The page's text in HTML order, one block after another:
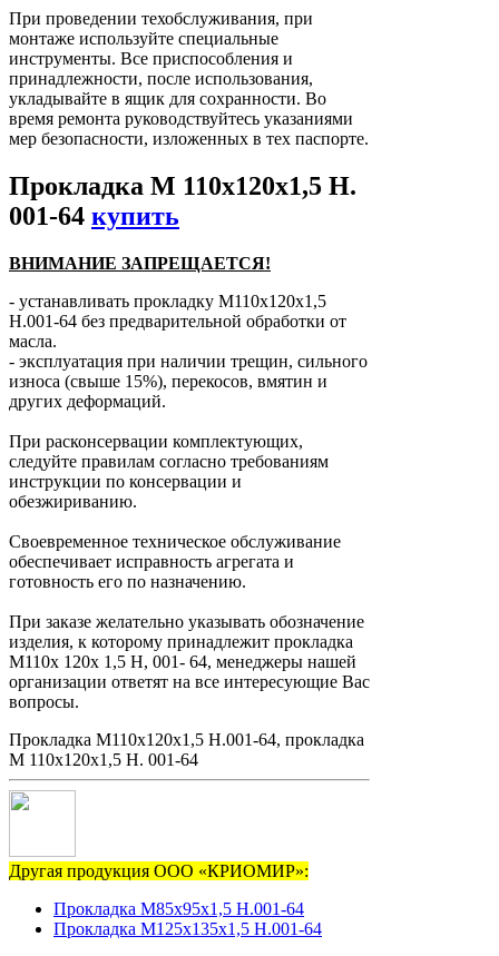
При проведении техобслуживания, при
монтаже используйте специальные
инструменты. Все приспособления и
принадлежности, после использования,
укладывайте в ящик для сохранности. Во
время ремонта руководствуйтесь указаниями
мер безопасности, изложенных в тех паспорте.
Прокладка М 110х120х1,5 Н.
001-64 купить
ВНИМАНИЕ ЗАПРЕЩАЕТСЯ!
- устанавливать прокладку М110х120х1,5
Н.001-64 без предварительной обработки от
масла.
- эксплуатация при наличии трещин, сильного
износа (свыше 15%), перекосов, вмятин и
других деформаций.
При расконсервации комплектующих,
следуйте правилам согласно требованиям
инструкции по консервации и
обезжириванию.
Своевременное техническое обслуживание
обеспечивает исправность агрегата и
готовность его по назначению.
При заказе желательно указывать обозначение
изделия, к которому принадлежит прокладка
М110х 120х 1,5 Н, 001- 64, менеджеры нашей
организации ответят на все интересующие Вас
вопросы.
Прокладка М110х120х1,5 Н.001-64, прокладка
М 110х120х1,5 Н. 001-64
Другая продукция ООО «КРИОМИР»:
Прокладка М85х95х1,5 Н.001-64
Прокладка М125х135х1,5 Н.001-64